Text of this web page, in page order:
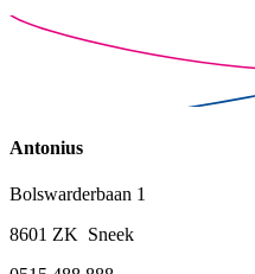
Antonius
Bolswarderbaan 1
8601 ZK Sneek